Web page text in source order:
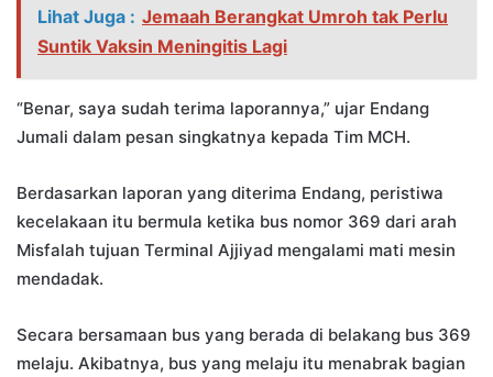
Lihat Juga : Jemaah Berangkat Umroh tak Perlu
Suntik Vaksin Meningitis Lagi
“Benar, saya sudah terima laporannya,” ujar Endang
Jumali dalam pesan singkatnya kepada Tim MCH.
Berdasarkan laporan yang diterima Endang, peristiwa
kecelakaan itu bermula ketika bus nomor 369 dari arah
Misfalah tujuan Terminal Ajjiyad mengalami mati mesin
mendadak.
Secara bersamaan bus yang berada di belakang bus 369
melaju. Akibatnya, bus yang melaju itu menabrak bagian